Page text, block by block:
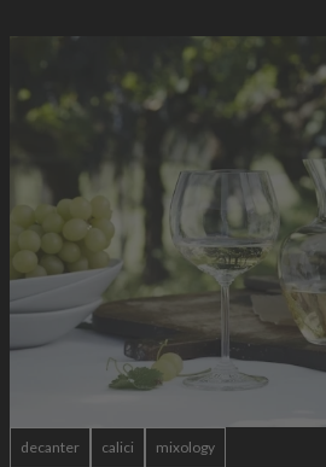
decanter calici mixology